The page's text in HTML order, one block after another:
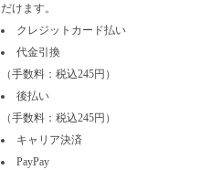
だけます。
クレジットカード払い
代金引換
（手数料：税込245円）
後払い
（手数料：税込245円）
キャリア決済
PayPay